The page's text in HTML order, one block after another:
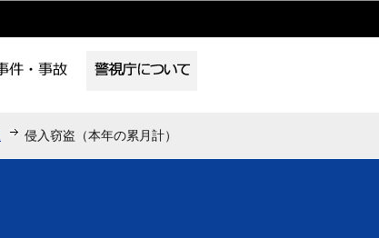
侵入窃盗（本年の累月計）